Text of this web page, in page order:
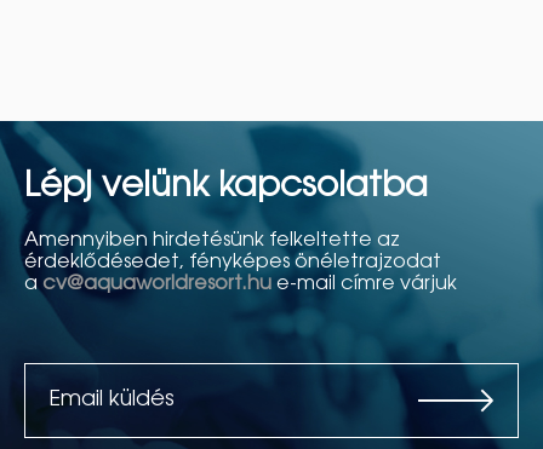
Lépj velünk kapcsolatba
Amennyiben hirdetésünk felkeltette az
érdeklődésedet, fényképes önéletrajzodat
a cv@aquaworldresort.hu e-mail címre várjuk
Email küldés